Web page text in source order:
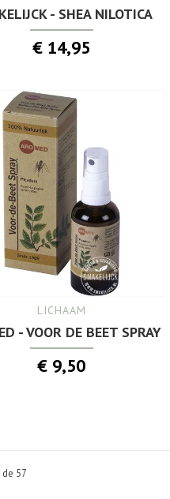
- SHEA NILOTICA
€ 14,95
LICHAAM
- VOOR DE BEET SPRAY
€ 9,50
57